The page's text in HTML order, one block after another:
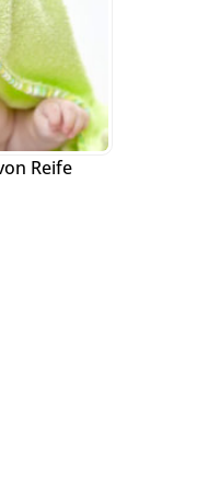
Reife